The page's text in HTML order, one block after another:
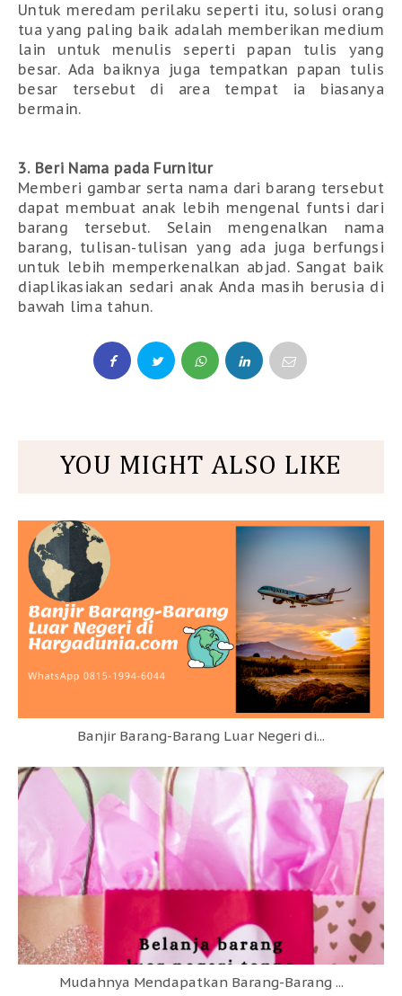
Untuk meredam perilaku seperti itu, solusi orang
tua yang paling baik adalah memberikan medium
lain untuk menulis seperti papan tulis yang
besar. Ada baiknya juga tempatkan papan tulis
besar tersebut di area tempat ia biasanya
bermain.
3. Beri Nama pada Furnitur
Memberi gambar serta nama dari barang tersebut
dapat membuat anak lebih mengenal funtsi dari
barang tersebut. Selain mengenalkan nama
barang, tulisan-tulisan yang ada juga berfungsi
untuk lebih memperkenalkan abjad. Sangat baik
diaplikasiakan sedari anak Anda masih berusia di
bawah lima tahun.
YOU MIGHT ALSO LIKE
Banjir Barang-Barang Luar Negeri di...
Mudahnya Mendapatkan Barang-Barang ...